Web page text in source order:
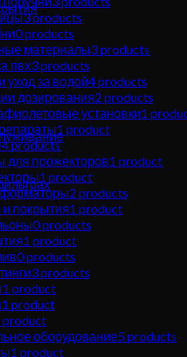
3products
0products
материалы3products
пвх3products
уход за водой4products
дозирования2 products
установки1
1 product
4products
для прожекторов1 product
1 product
2 products
покрытия1 product
0products
1 product
0products
3products
1 product
1 product
product
оборудование5products
1 product